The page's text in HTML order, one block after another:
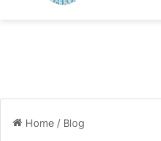
Home / Blog